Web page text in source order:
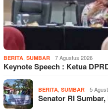
BERITA SUMBAR 7 Agustus 2026
Keynote Speech : Ketua
BERITA SUMBAR 5
Senator RI